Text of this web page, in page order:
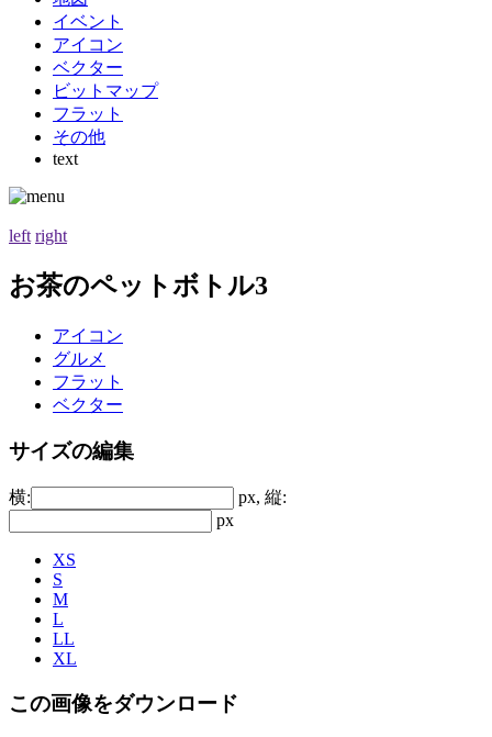
イベント
アイコン
ベクター
ビットマップ
フラット
その他
text
left right
お茶のペットボトル3
アイコン
グルメ
フラット
ベクター
サイズの編集
横:
px, 縦:
px
XS
S
M
L
LL
XL
この画像をダウンロード